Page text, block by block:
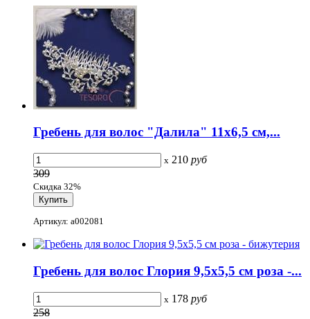
Гребень для волос "Далила" 11x6,5 см,...
x 210 руб
309
Скидка 32%
Артикул: a002081
Гребень для волос Глория 9,5x5,5 см роза -...
x 178 руб
258